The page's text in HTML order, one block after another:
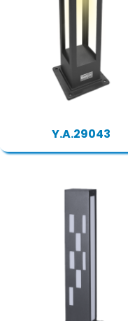
Y.A.29043